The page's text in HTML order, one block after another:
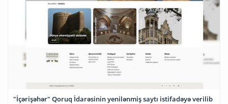
"İçərişəhər" Qoruq İdarəsinin yenilənmiş saytı istifadəyə verilib